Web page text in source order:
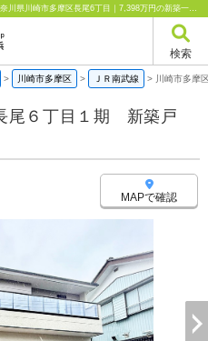
川崎市多摩区長尾６丁目１期 新築戸建 全１棟 神奈川県川崎市多摩区長尾6丁目｜7,398万円の新築一戸建て｜エムイーPLUS横浜
検索
> 川崎市多摩区 > ＪＲ南武線 > 川崎市多
尾６丁目１期 新築戸
MAPで確認